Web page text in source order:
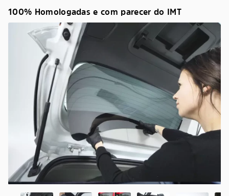
100% Homologadas e com parecer do IMT